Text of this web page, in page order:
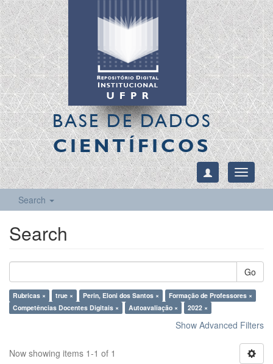
BASE DE DADOS
CIENTÍFICOS
Toggle
Search
Search
Go
Rubricas × true × Perin, Eloni dos Santos ×
Formação de Professores ×
Competências Docentes Digitais ×
Autoavaliação × 2022 ×
Show Advanced Filters
Now showing items 1-1 of 1